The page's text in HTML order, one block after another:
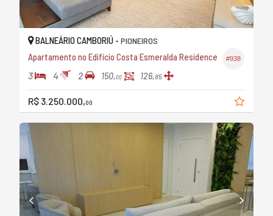
#938
BALNEÁRIO CAMBORIÚ - PIONEIROS
Apartamento no Edifício Costa Esmeralda Residence
3 4 2 150,00 126,85
R$ 3.250.000,00